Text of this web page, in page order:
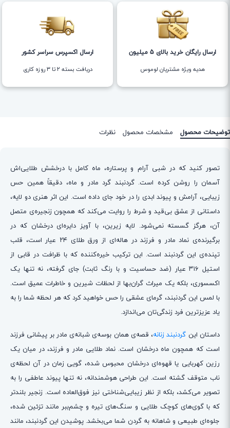
ارسال رایگان خرید بالای 5 میلیون
هدیه ویژه مشتریان لوموس
ارسال اکسپرس سراسر کشور
دریافت بسته ۲ تا ۳ روزه کاری
توضیحات محصول مشخصات محصول نظرات
تصور کنید که در شبی آرام و پرستاره، ماه کامل با درخشش طلایی‌اش
آسمان را روشن کرده است. گردنبند گرد مادر و ماه، دقیقاً همین حس
زیبایی، آرامش و پیوند ابدی را در خود جای داده است. این اثر هنری دو لایه،
داستانی از عشق بی‌قید و شرط را روایت می‌کند که همچون زنجیره‌ی متصل
آن، هرگز گسسته نمی‌شود. لایه زیرین، با آویز دایره‌ای درخشان که در
برگیرنده‌ی نماد مادر و فرزند در هاله‌ای از ورق طلای ۲۴ عیار است، قلب
تپنده‌ی این گردنبند است. این ترکیب خیره‌کننده که با ظرافت در قابی از
استیل ۳۱۶ عیار (ضد حساسیت و با رنگ ثابت) جای گرفته، نه تنها یک
اکسسوری، بلکه یک میراث گران‌بها از لحظات شیرین و خاطرات عمیق است.
با لمس این گردنبند، گرمای عشقی را حس خواهید کرد که هر لحظه شما را به
یاد عزیزترین فرد زندگی‌تان می‌اندازد.
داستان این گردنبند زنانه، قصه‌ی همان بوسه‌ی شبانه‌ی مادر بر پیشانی فرزند
است که همچون ماه درخشان است. نماد طلایی مادر و فرزند، در میان یک
رزین کهربایی یا قهوه‌ای درخشان محبوس شده، گویی زمان در آن لحظه‌ی
ناب متوقف گشته است. این طراحی هوشمندانه، نه تنها پیوند عاطفی را به
تصویر می‌کشد، بلکه از نظر زیبایی‌شناختی نیز فوق‌العاده است. زنجیر بلندتر
که با گوی‌های کوچک طلایی و سنگ‌های تیره و چشم‌ببر مانند تزئین شده،
جلوه‌ای طبیعی و شاهانه به گردن شما می‌بخشد. پوشیدن این گردنبند، مانند